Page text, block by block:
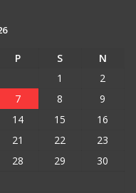
P S
N
1
2
7 8
9
14 15
16
21 22
23
28 29
30